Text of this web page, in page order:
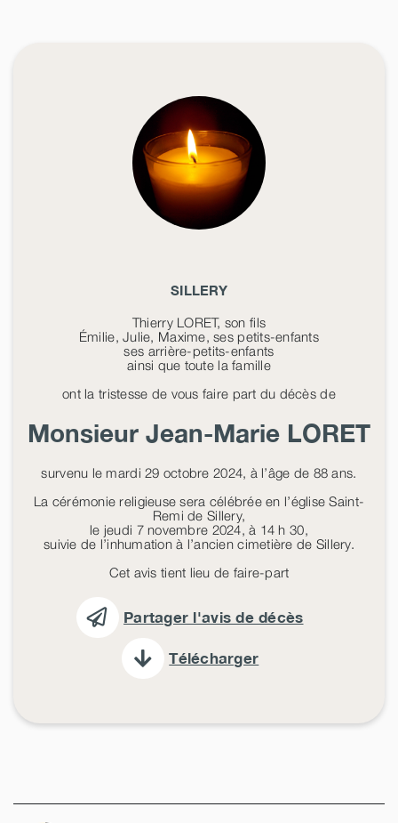
SILLERY
Thierry LORET, son fils
Émilie, Julie, Maxime, ses petits-enfants
ses arrière-petits-enfants
ainsi que toute la famille
ont la tristesse de vous faire part du décès de
Monsieur Jean-Marie LORET
survenu le mardi 29 octobre 2024, à l’âge de 88 ans.
La cérémonie religieuse sera célébrée en l’église Saint-
Remi de Sillery,
le jeudi 7 novembre 2024, à 14 h 30,
suivie de l’inhumation à l’ancien cimetière de Sillery.
Cet avis tient lieu de faire-part
Partager l'avis de décès
Télécharger